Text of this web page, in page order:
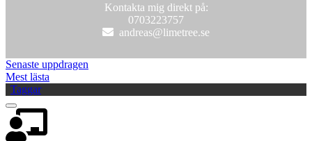
Kontakta mig direkt på:
0703223757
Senaste uppdragen
Mest lästa
Taggar